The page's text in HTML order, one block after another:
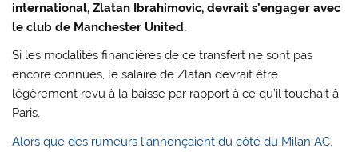
international, Zlatan Ibrahimovic, devrait s’engager avec
le club de Manchester United.
Si les modalités financières de ce transfert ne sont pas
encore connues, le salaire de Zlatan devrait être
légèrement revu à la baisse par rapport à ce qu’il touchait à
Paris.
Alors que des rumeurs l’annonçaient du côté du Milan AC,